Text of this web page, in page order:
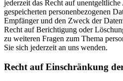
jederzeit das Recht auf
gespeicherten personenbezogenen
Empfänger und den Zweck der
Recht auf Berichtigung oder
zu weiteren Fragen zum Thema
Sie sich jederzeit an uns wenden.
Recht auf Einschränkung